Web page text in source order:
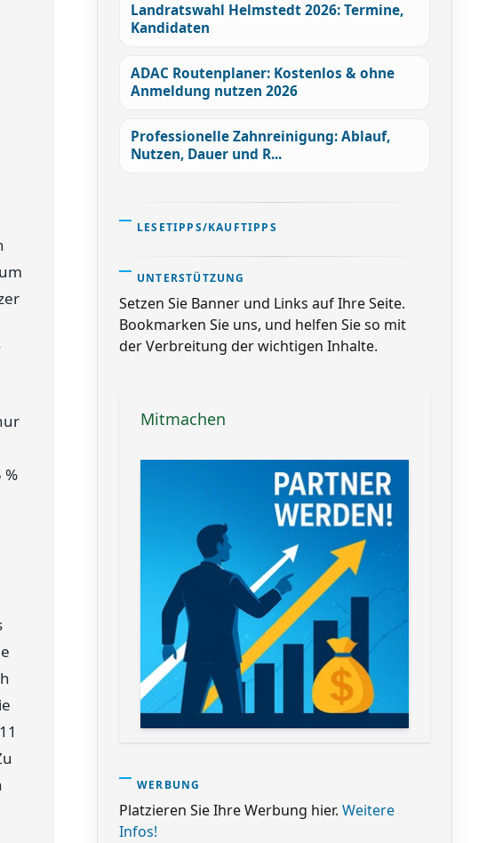
%
Landratswahl Helmstedt 2026: Termine,
Kandidaten
ADAC Routenplaner: Kostenlos & ohne
Anmeldung nutzen 2026
Professionelle Zahnreinigung: Ablauf,
Nutzen, Dauer und R...
LESETIPPS/KAUFTIPPS
UNTERSTÜTZUNG
Setzen Sie Banner und Links auf Ihre Seite.
Bookmarken Sie uns, und helfen Sie so mit
der Verbreitung der wichtigen Inhalte.
Mitmachen
WERBUNG
Platzieren Sie Ihre Werbung hier. Weitere
Infos!